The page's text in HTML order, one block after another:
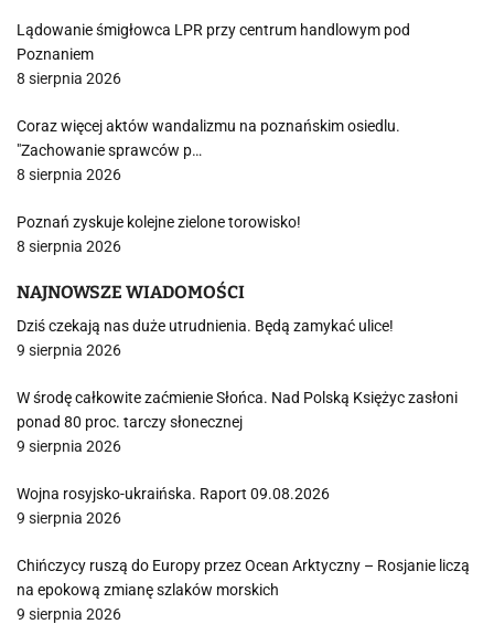
Lądowanie śmigłowca LPR przy centrum handlowym pod
Poznaniem
8 sierpnia 2026
Coraz więcej aktów wandalizmu na poznańskim osiedlu.
"Zachowanie sprawców p…
8 sierpnia 2026
Poznań zyskuje kolejne zielone torowisko!
8 sierpnia 2026
NAJNOWSZE WIADOMOŚCI
Dziś czekają nas duże utrudnienia. Będą zamykać ulice!
9 sierpnia 2026
W środę całkowite zaćmienie Słońca. Nad Polską Księżyc zasłoni
ponad 80 proc. tarczy słonecznej
9 sierpnia 2026
Wojna rosyjsko-ukraińska. Raport 09.08.2026
9 sierpnia 2026
Chińczycy ruszą do Europy przez Ocean Arktyczny – Rosjanie liczą
na epokową zmianę szlaków morskich
9 sierpnia 2026